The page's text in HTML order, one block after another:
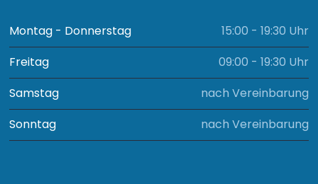
Montag - Donnerstag
15:00 - 19:30 Uhr
Freitag
09:00 - 19:30 Uhr
Samstag
nach Vereinbarung
Sonntag
nach Vereinbarung